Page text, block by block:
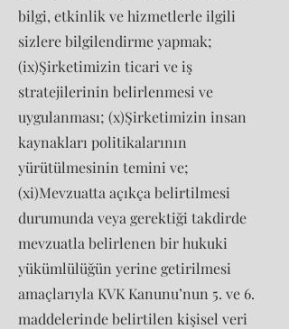
bilgi, etkinlik ve hizmetlerle ilgili
sizlere bilgilendirme yapmak;
(ix)Şirketimizin ticari ve iş
stratejilerinin belirlenmesi ve
uygulanması; (x)Şirketimizin insan
kaynakları politikalarının
yürütülmesinin temini ve;
(xi)Mevzuatta açıkça belirtilmesi
durumunda veya gerektiği takdirde
mevzuatla belirlenen bir hukuki
yükümlülüğün yerine getirilmesi
amaçlarıyla KVK Kanunu’nun 5. ve 6.
maddelerinde belirtilen kişisel veri